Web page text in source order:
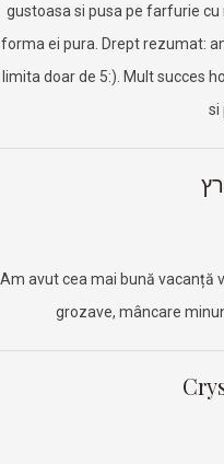
gustoasa si pusa pe farfurie
forma ei pura. Drept rezumat:
limita doar de 5:). Mult succes
si
Am avut cea mai bună vacanță
grozave, mâncare